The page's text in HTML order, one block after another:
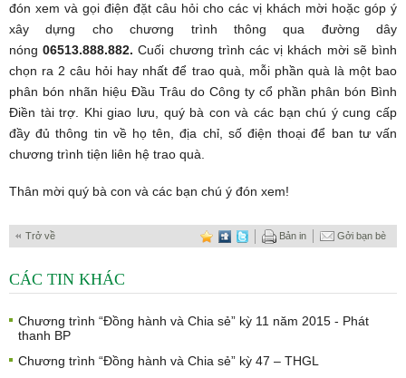
đón xem và gọi điện đặt câu hỏi cho các vị khách mời hoặc góp ý
xây dựng cho chương trình thông qua đường dây
nóng06513.888.882. Cuối chương trình các vị khách mời sẽ bình
chọn ra 2 câu hỏi hay nhất để trao quà, mỗi phần quà là một bao
phân bón nhãn hiệu Đầu Trâu do Công ty cổ phần phân bón Bình
Điền tài trợ. Khi giao lưu, quý bà con và các bạn chú ý cung cấp
đầy đủ thông tin về họ tên, địa chỉ, số điện thoại để ban tư vấn
chương trình tiện liên hệ trao quà.
Thân mời quý bà con và các bạn chú ý đón xem!
Trở về Gởi bạn bè
Bản in
CÁC TIN KHÁC
Chương trình “Đồng hành và Chia sẻ” kỳ 11 năm 2015 - Phát
thanh BP
Chương trình “Đồng hành và Chia sẻ” kỳ 47 – THGL